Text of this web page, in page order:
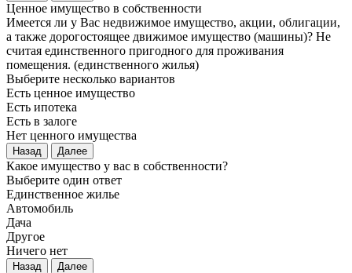
Ценное имущество в собственности
Имеется ли у Вас недвижимое имущество, акции, облигации,
а также дорогостоящее движимое имущество (машины)? Не
считая единственного пригодного для проживания
помещения. (единственного жилья)
Выберите несколько вариантов
Есть ценное имущество
Есть ипотека
Есть в залоге
Нет ценного имущества
Назад Далее
Какое имущество у вас в собственности?
Выберите один ответ
Единственное жилье
Автомобиль
Дача
Другое
Ничего нет
Назад Далее